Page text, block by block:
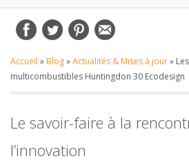
Accueil » Blog»Actualités & Mises à jour»
multicombustibles Huntingdon 30 Ecodesign
Le savoir-faire à la
l’innovation